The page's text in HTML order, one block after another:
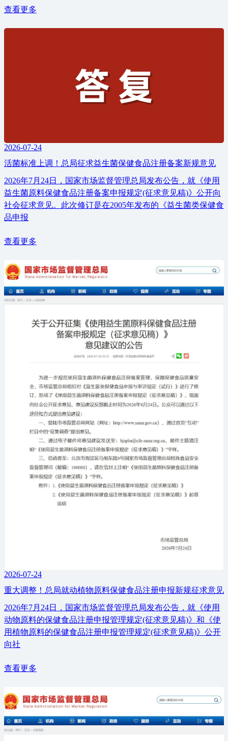
查看更多
2026-07-24
活菌标准上调！总局征求益生菌保健食品注册备案新规意见
2026年7月24日，国家市场监督管理总局发布公告，就《使用
益生菌原料保健食品注册备案申报规定(征求意见稿)》公开向
社会征求意见。此次修订是在2005年发布的《益生菌类保健食
品申报
查看更多
2026-07-24
重大调整！总局就动植物原料保健食品注册申报新规征求意见
2026年7月24日，国家市场监督管理总局发布公告，就《使用
动物原料的保健食品注册申报管理规定(征求意见稿)》和《使
用植物原料的保健食品注册申报管理规定(征求意见稿)》公开
向社
查看更多